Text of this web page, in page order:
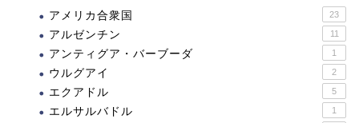
アメリカ合衆国 23
アルゼンチン 11
アンティグア・バーブーダ 1
ウルグアイ 2
エクアドル 5
エルサルバドル 1